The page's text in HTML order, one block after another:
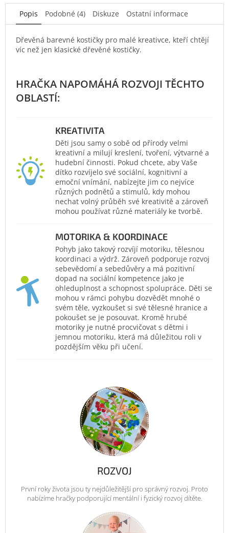
Popis Podobné (4) Diskuze Ostatní informace
Dřevěná barevné kostičky pro malé kreativce, kteří chtějí
víc než jen klasické dřevěné kostičky.
KREATIVITA
Děti jsou samy o sobě od přírody velmi
kreativní a milují kreslení, tvoření, výtvarné a
hudební činnosti. Pokud chcete, aby Vaše
dítko rozvíjelo své sociální, kognitivní a
emoční vnímání, nabízejte jim co nejvíce
různých podnětů a stimulů, kdy mohou
nechat volný průběh své kreativitě a zároveň
mohou používat různé materiály ke tvorbě.
MOTORIKA & KOORDINACE
Pohyb jako takový rozvíjí motoriku, tělesnou
koordinaci a výdrž. Zároveň podporuje rozvoj
sebevědomí a sebedůvěry a má pozitivní
dopad na sociální kompetence jako je
ohleduplnost a schopnost spolupráce. Děti se
mohou v rámci pohybu dozvědět mnohé o
svém těle, vyzkoušet si své tělesné hranice a
pokoušet se je posouvat. Kromě hrubé
motoriky je nutné procvičovat s dětmi i
jemnou motoriku, která má důležitou roli v
pozdějším věku při učení.
ROZVOJ
První roky života jsou ty nejdůležitější pro správný rozvoj. Proto
nabízíme hračky podporující mentální i fyzický rozvoj dítěte.